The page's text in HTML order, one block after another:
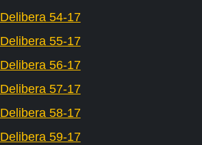
Delibera 54-17
Delibera 55-17
Delibera 56-17
Delibera 57-17
Delibera 58-17
Delibera 59-17